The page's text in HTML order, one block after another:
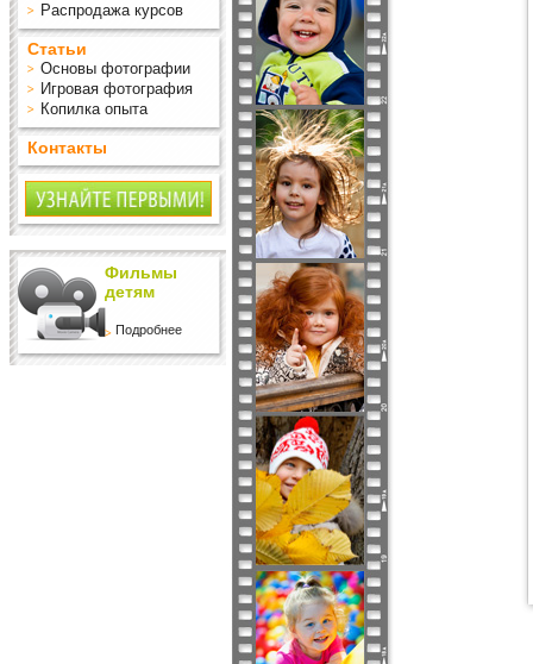
Распродажа курсов
Статьи
Основы фотографии
Игровая фотография
Копилка опыта
Контакты
Фильмы
детям
Подробнее